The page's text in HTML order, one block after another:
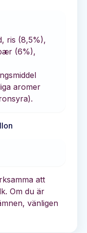
ris (8,5%),
(6%),
aromer
att
Om du är
vänligen